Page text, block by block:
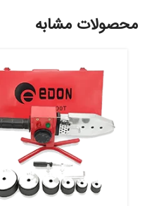
محصولات مشابه